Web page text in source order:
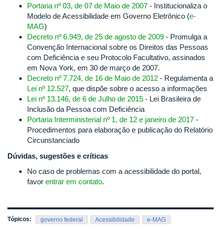
Portaria nº 03, de 07 de Maio de 2007 - Institucionaliza o
Modelo de Acessibilidade em Governo Eletrônico (e-
MAG)
Decreto nº 6.949, de 25 de agosto de 2009 - Promulga a
Convenção Internacional sobre os Direitos das Pessoas
com Deficiência e seu Protocolo Facultativo, assinados
em Nova York, em 30 de março de 2007.
Decreto nº 7.724, de 16 de Maio de 2012 - Regulamenta a
Lei nº 12.527, que dispõe sobre o acesso a informações
Lei nº 13.146, de 6 de Julho de 2015 - Lei Brasileira de
Inclusão da Pessoa com Deficiência
Portaria Interministerial nº 1, de 12 e janeiro de 2017 -
Procedimentos para elaboração e publicação do Relatório
Circunstanciado
Dúvidas, sugestões e críticas
No caso de problemas com a acessibilidade do portal,
favor entrar em contato.
Tópicos: governo federal Acessibilidade e-MAG